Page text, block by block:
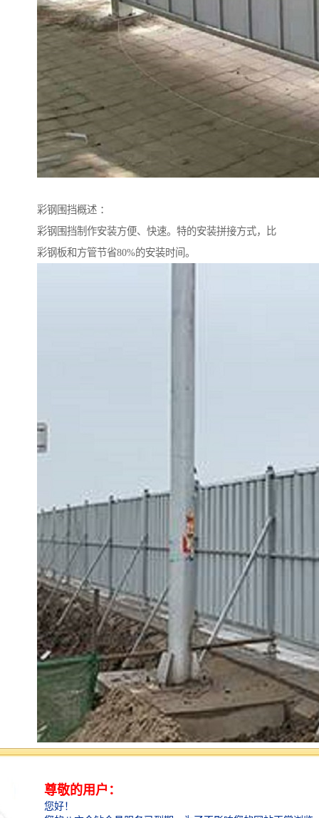
彩钢围挡概述 ：
彩钢围挡制作安装方便、快速。特的安装拼接方式，比
彩钢板和方管节省80%的安装时间。